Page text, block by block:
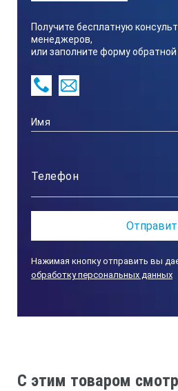
Получите бесплатную
менеджеров,
или заполните форму обратной
Нажимая кнопку отправить вы
обработку персональных данных
C этим товаром